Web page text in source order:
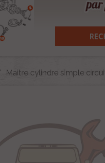
Maitre cylindre simple